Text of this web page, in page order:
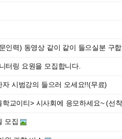
인력) 동영상 같이 같이 들으실분 구
터링 요원을 모집합니다.
시범강의 들으러 오세요!!(무료)
학교이티> 시사회에 응모하세요~ (선
모집